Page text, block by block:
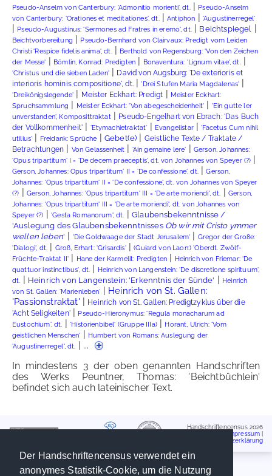
Der Handschriftencensus verwendet ein
anonymes Statistik-Cookie, um die Nutzung
Pseudo-Anselm von Canterbury: 'Admonitio morienti', dt.| Pseudo-Anselm
von Canterbury: 'Orationes et meditationes', dt.|Antiphon | 'Augustinerregel'
| Pseudo-Augustinus: 'Sermones ad Fratres in eremo', dt.| Beichtspiegel |
Beichtvorbereitung | Pseudo-Bernhard von Clairvaux: Predigt vom Leiden
Christi 'Respice fidelis anima', dt.| Berthold von Regensburg: 'Von den Zeichen
der Messe' | Bömlin, Konrad: Predigten | Bonaventura: 'Lignum vitae', dt.|
'Christus und die sieben Laden'| David von Augsburg: 'De exterioris et
interioris hominis compositione', dt.|'Drei Stufen Maria Magdalenas' |
'Dreikönigslegende' | Meister Eckhart: Predigt | Meister Eckhart:
Spruchsammlung | Meister Eckhart: 'Von abegescheidenheit' | 'Ein gutte ler
unverstanden', Komposittraktat| Pseudo-Engelhart von Ebrach: 'Das Buch
der Vollkommenheit' | 'Etymachietraktat' | Evangelistar|'Facetus Cum nihil
utilius' | Freidank: Sprüche | Gebet(e) | Geistliche Texte / Traktate /
Betrachtungen | Von Gelassenheit | 'Ain gemaine lere' | Gerson, Johannes:
'Opus tripartitum' I = 'De decem praeceptis', dt. von Johannes von Speyer (?) |
Gerson, Johannes: Opus tripartitum' II = 'De confessione', dt.|Gerson,
Johannes: 'Opus tripartitum' II = 'De confessione', dt. von Johannes von Speyer
(?) | Gerson, Johannes: 'Opus tripartitum' III = 'De arte moriendi', dt. |Gerson,
Johannes: 'Opus tripartitum' III = 'De arte moriendi', dt. von Johannes von
Speyer (?) |'Gesta Romanorum', dt. |Glaubensbekenntnisse /
'Auslegung des Glaubensbekenntnisses Ob wir mit Cristo ymmer
wellen leben' | 'Die Goldwaage der Stadt Jerusalem' | Gregor der Große:
'Dialogi', dt. | Groß, Erhart: 'Grisardis'|(Guiard von Laon:) 'Oberdt. Zwölf-
Früchte-Traktat II' | Hane der Karmelit: Predigten | Heinrich von Friemar: 'De
quattuor instinctibus', dt. | Heinrich von Langenstein: 'De discretione spirituum',
dt. | Heinrich von Langenstein: 'Erkenntnis der Sünde' | Heinrich
von St. Gallen: 'Marienleben' | Heinrich von St. Gallen:
'Passionstraktat' | Heinrich von St. Gallen: Predigtzyklus über die
'Acht Seligkeiten'| Pseudo-Hieronymus: 'Regula monacharum ad
Eustochium', dt. |'Historienbibel' (Gruppe IIIa)| Horant, Ulrich: 'Vom
geistlichen Menschen' | Humbert von Romans: Auslegung der
'Augustinerregel', dt. | ...
In mindestens 3 der oben genannten Handschriften
des Werks Peuntner, Thomas: 'Beichtbüchlein'
befindet sich auch lateinischer Text.
Handschriftencensus 2026
Impressum
Datenschutzerklärung